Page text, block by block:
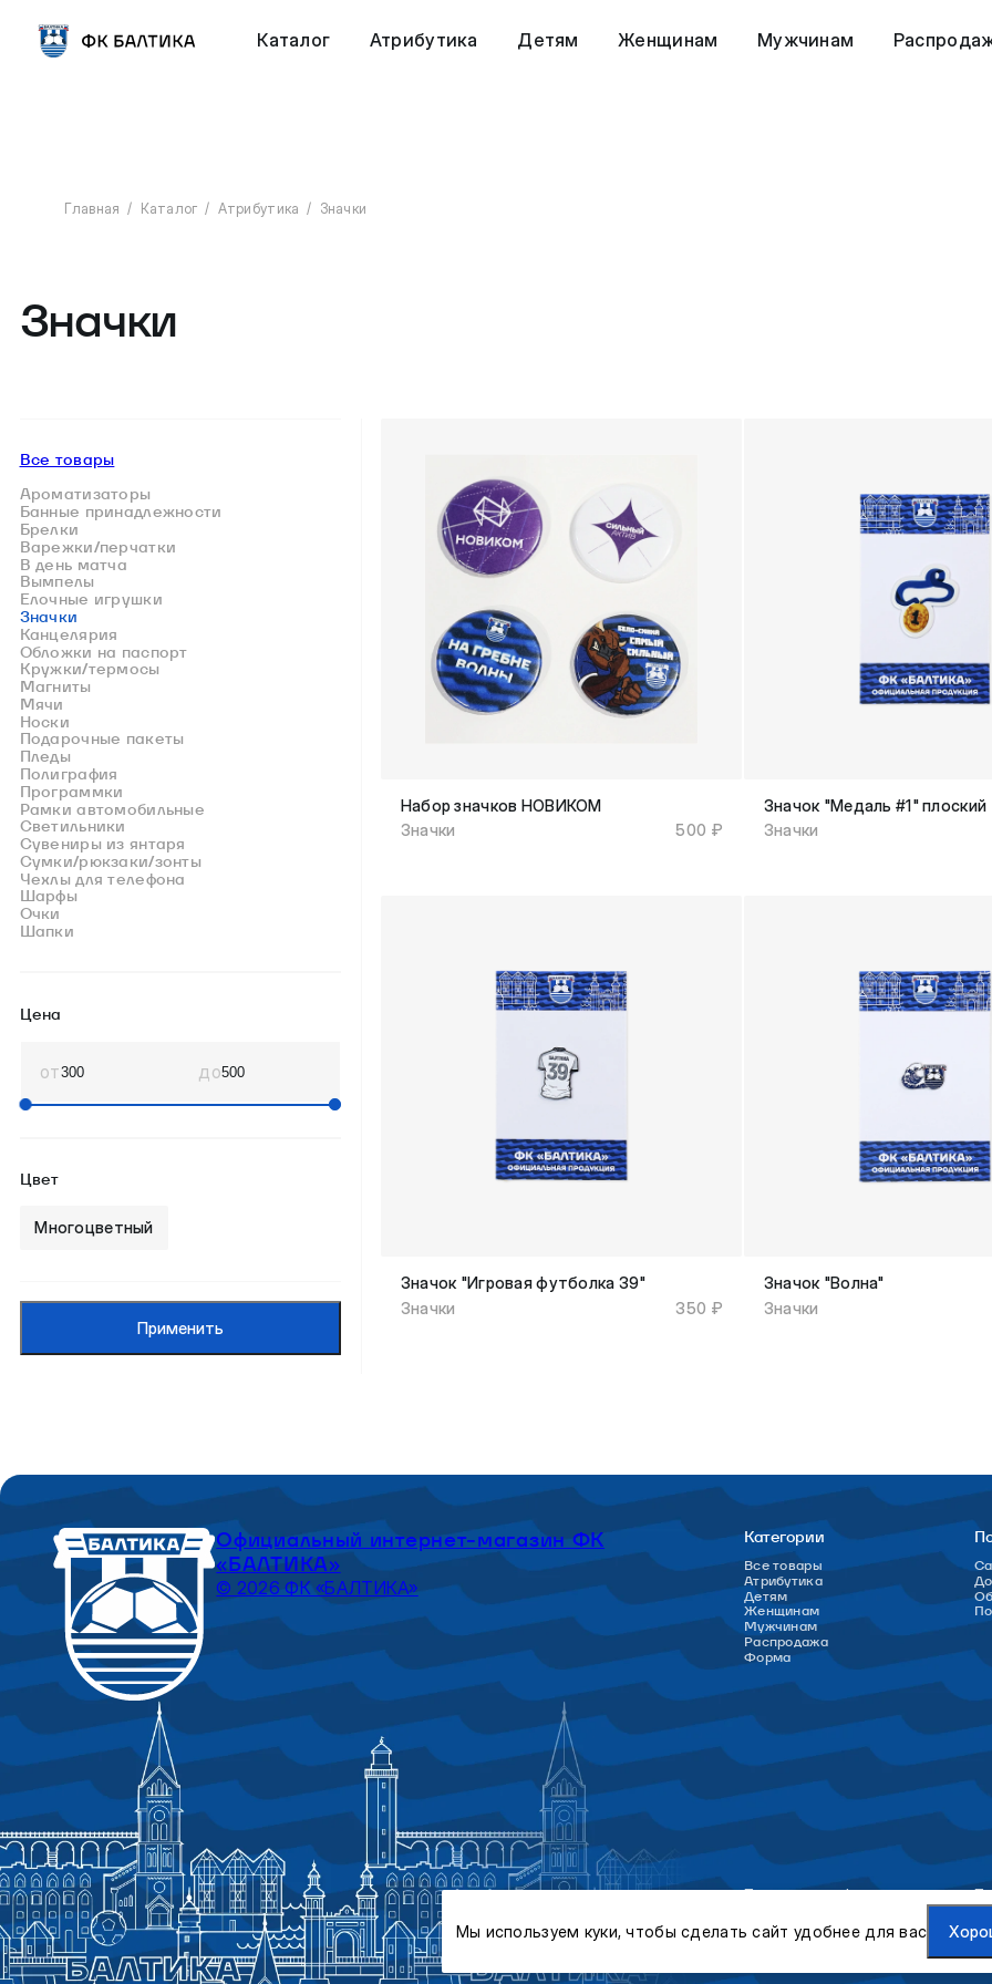
Каталог Атрибутика Детям Женщинам Мужчинам
Главная Каталог Атрибутика Значки
Значки
Все товары
Ароматизаторы
Банные принадлежности
Брелки
Варежки/перчатки
В день матча
Вымпелы
Елочные игрушки
Значки
Канцелярия
Обложки на паспорт
Кружки/термосы
Магниты
Мячи
Носки
Подарочные пакеты
Пледы
Полиграфия
Программки
Рамки автомобильные
Светильники
Сувениры из янтаря
Сумки/рюкзаки/зонты
Чехлы для телефона
Шарфы
Очки
Шапки
Цена
от до
Цвет
Многоцветный
Применить
Набор значков НОВИКОМ
Значки
500 ₽
Значок "Медаль #1" плоский
Значки
Значок "Игровая футболка 39"
Значки
350 ₽
Значок "Волна"
Значки
Официальный интернет-магазин ФК
«БАЛТИКА»
© 2026 ФК «БАЛТИКА»
Категории
Все товары
Атрибутика
Детям
Женщинам
Мужчинам
Распродажа
Форма
Политика конфиденциальности
Мы используем куки, чтобы сделать сайт удобнее для вас